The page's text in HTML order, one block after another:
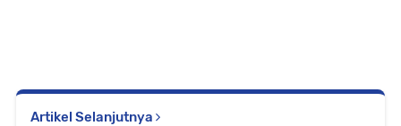
Artikel Selanjutnya